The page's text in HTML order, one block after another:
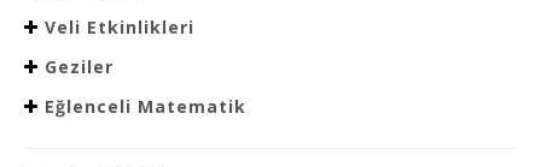
Veli Etkinlikleri
Geziler
Eğlenceli Matematik